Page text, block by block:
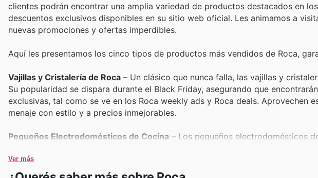
clientes podrán encontrar una amplia variedad de productos destacados en
descuentos exclusivos disponibles en su sitio web oficial. Les animamos a
nuevas promociones y ofertas imperdibles.
Aquí les presentamos los cinco tipos de productos más vendidos de Roca,
Vajillas y Cristalería de Roca – Un clásico que nunca falla, las vajillas y
Su popularidad se dispara durante el Black Friday, asegurando que
exclusivas, tal como se ve en los Roca weekly ads y Roca deals. Aprovechen
menaje con estilo y a precios inmejorables.
Pequeños Electrodomésticos de Cocina – Los pequeños electrodomésticos
y se reflejan claramente en los Roca offers disponibles. No se pierdan la
cocina a precios reducidos.
Ver más